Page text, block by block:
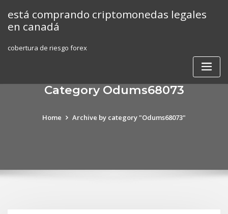
content
está comprando criptomonedas legales
en canadá
cobertura de riesgo forex
Category Odums68073
Home Archive by category "Odums68073"